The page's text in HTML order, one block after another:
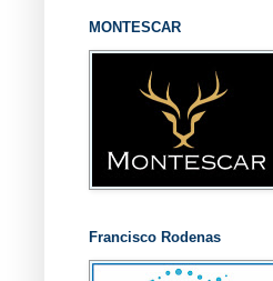
MONTESCAR
Francisco Rodenas